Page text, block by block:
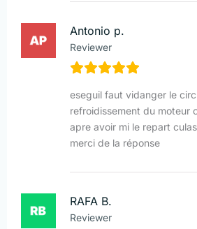
Antonio p.
Reviewer
eseguil faut vidanger le
refroidissement du moteur
apre avoir mi le repart
merci de la réponse
RAFA B.
Reviewer